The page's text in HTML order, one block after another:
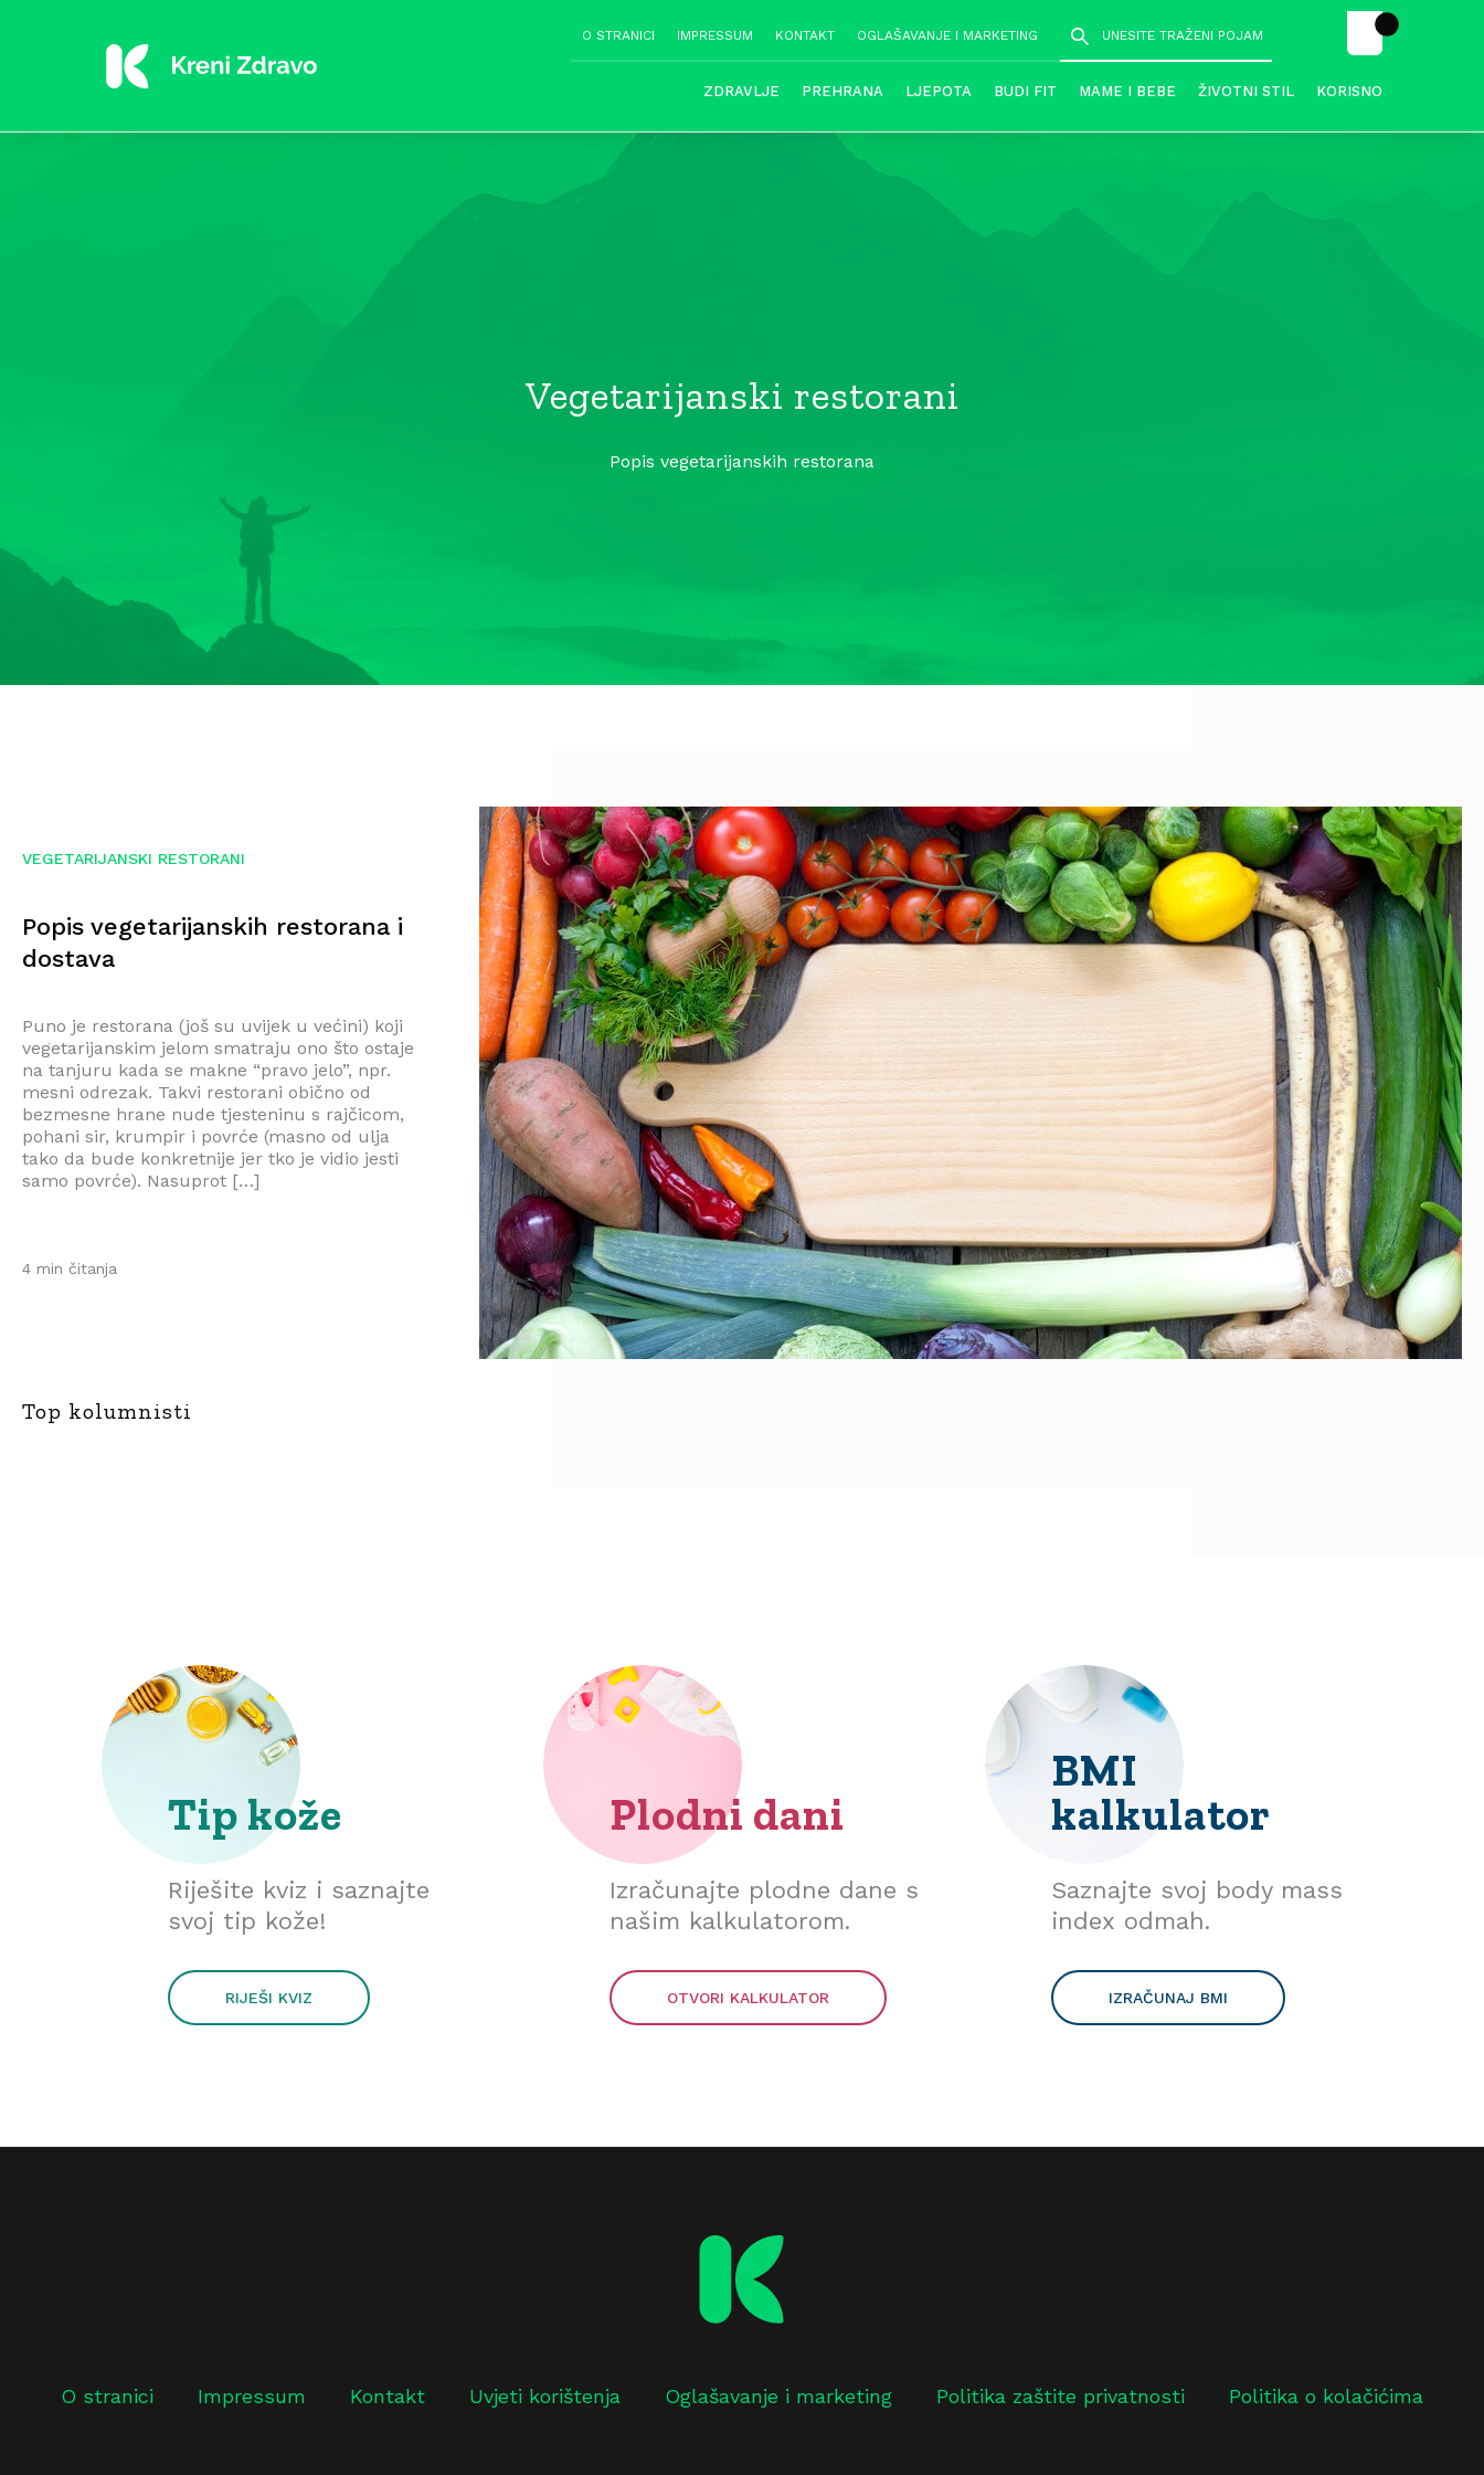
O STRANICI IMPRESSUM KONTAKT OGLAŠAVANJE I MARKETING
ZDRAVLJE PREHRANA LJEPOTA BUDI FIT MAME I BEBE ŽIVOTNI STIL KORISNO
Vegetarijanski restorani
Popis vegetarijanskih restorana
VEGETARIJANSKI RESTORANI
Popis vegetarijanskih restorana i
dostava
Puno je restorana (još su uvijek u većini) koji
vegetarijanskim jelom smatraju ono što ostaje
na tanjuru kada se makne “pravo jelo”, npr.
mesni odrezak. Takvi restorani obično od
bezmesne hrane nude tjesteninu s rajčicom,
pohani sir, krumpir i povrće (masno od ulja
tako da bude konkretnije jer tko je vidio jesti
samo povrće). Nasuprot […]
4 min čitanja
Top kolumnisti
Tip kože
Riješite kviz i saznajte
svoj tip kože!
RIJEŠI KVIZ
Plodni dani
Izračunajte plodne dane s
našim kalkulatorom.
OTVORI KALKULATOR
BMI
kalkulator
Saznajte svoj body mass
index odmah.
IZRAČUNAJ BMI
O stranici Impressum Kontakt Uvjeti korištenja Oglašavanje i marketing Politika zaštite privatnosti Politika o kolačićima